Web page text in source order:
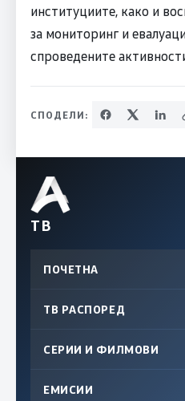
институциите, како и
за мониторинг и
спроведените
СПОДЕЛИ:
ТВ
ПОЧЕТНА
ТВ РАСПОРЕД
СЕРИИ И ФИЛМОВИ
ЕМИСИИ